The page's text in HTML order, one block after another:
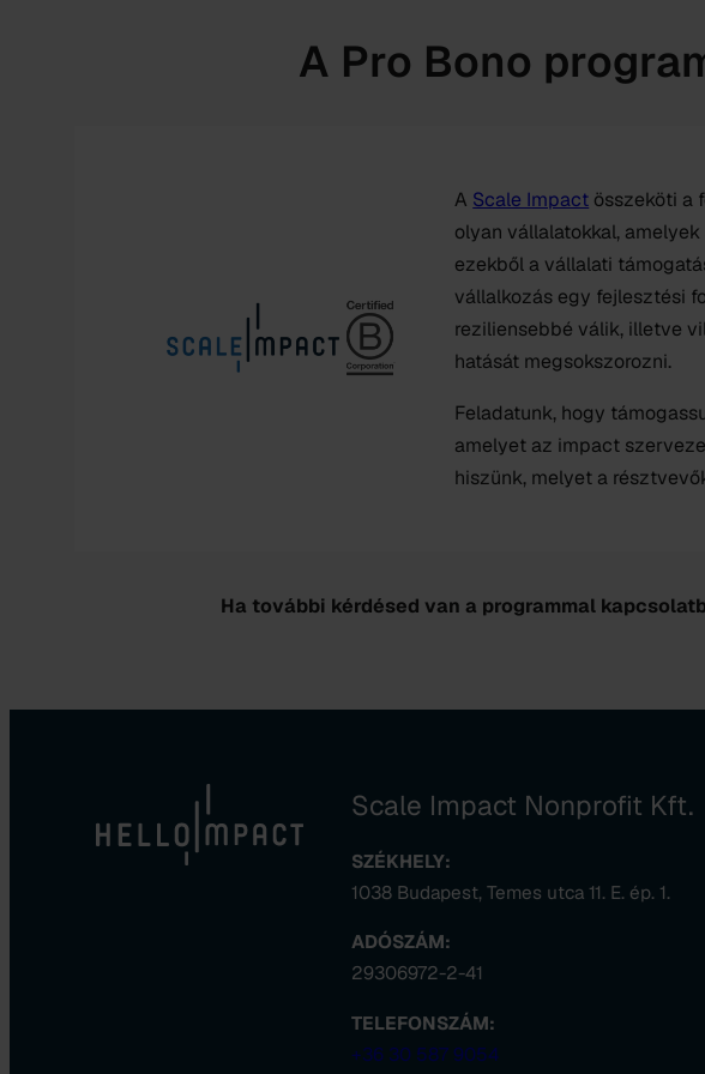
A Pro Bono
A Scale Impact összeköti a
olyan vállalatokkal,
ezekből a vállalati
vállalkozás egy fejlesztési
reziliensebbé válik, illetve
hatását megsokszorozni.
Feladatunk, hogy
amelyet az impact
hiszünk, melyet a
Ha további kérdésed van a programmal
Scale Impact Nonprofit Kft.
SZÉKHELY:
1038 Budapest, Temes utca 11. E. ép. 1.
ADÓSZÁM:
29306972-2-41
TELEFONSZÁM:
+36 30 587 9054